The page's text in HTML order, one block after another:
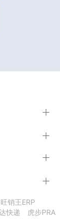
旺销王ERP
快递
虎步PRA